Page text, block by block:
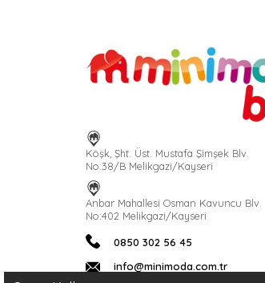
Köşk, Şht. Üst. Mustafa Şimşek Blv.
No:38/B Melikgazi/Kayseri
Anbar Mahallesi Osman Kavuncu Blv.
No:402 Melikgazi/Kayseri
0850 302 56 45
info@minimoda.com.tr